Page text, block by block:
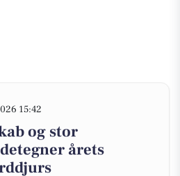
15:42
og stor
årets